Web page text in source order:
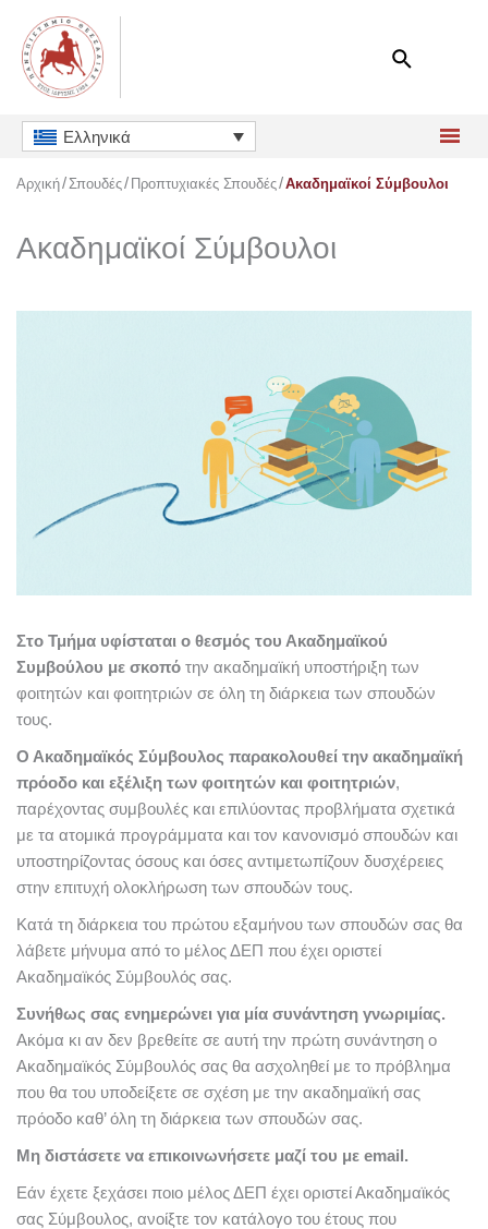
περιεχόμενο
Ελληνικά
Αρχική Σπουδές Προπτυχιακές Σπουδές Ακαδημαϊκοί Σύμβουλοι
Ακαδημαϊκοί Σύμβουλοι
Στο Τμήμα υφίσταται ο θεσμός του Ακαδημαϊκού
Συμβούλου με σκοπό την ακαδημαϊκή υποστήριξη των
φοιτητών και φοιτητριών σε όλη τη διάρκεια των σπουδών
τους.
Ο Ακαδημαϊκός Σύμβουλος παρακολουθεί την ακαδημαϊκή
πρόοδο και εξέλιξη των φοιτητών και φοιτητριών,
παρέχοντας συμβουλές και επιλύοντας προβλήματα σχετικά
με τα ατομικά προγράμματα και τον κανονισμό σπουδών και
υποστηρίζοντας όσους και όσες αντιμετωπίζουν δυσχέρειες
στην επιτυχή ολοκλήρωση των σπουδών τους.
Κατά τη διάρκεια του πρώτου εξαμήνου των σπουδών σας θα
λάβετε μήνυμα από το μέλος ΔΕΠ που έχει οριστεί
Ακαδημαϊκός Σύμβουλός σας.
Συνήθως σας ενημερώνει για μία συνάντηση γνωριμίας.
Ακόμα κι αν δεν βρεθείτε σε αυτή την πρώτη συνάντηση ο
Ακαδημαϊκός Σύμβουλός σας θα ασχοληθεί με το πρόβλημα
που θα του υποδείξετε σε σχέση με την ακαδημαϊκή σας
πρόοδο καθ’ όλη τη διάρκεια των σπουδών σας.
Μη διστάσετε να επικοινωνήσετε μαζί του με email.
Εάν έχετε ξεχάσει ποιο μέλος ΔΕΠ έχει οριστεί Ακαδημαϊκός
σας Σύμβουλος, ανοίξτε τον κατάλογο του έτους που